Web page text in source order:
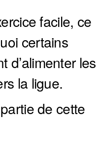
facile, ce
certains
d’alimenter les
la ligue.
de cette